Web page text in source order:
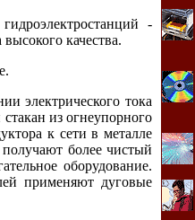
-
качества.
электрического тока
из огнеупорного
к сети в металле
более чистый
оборудование.
применяют дуговые